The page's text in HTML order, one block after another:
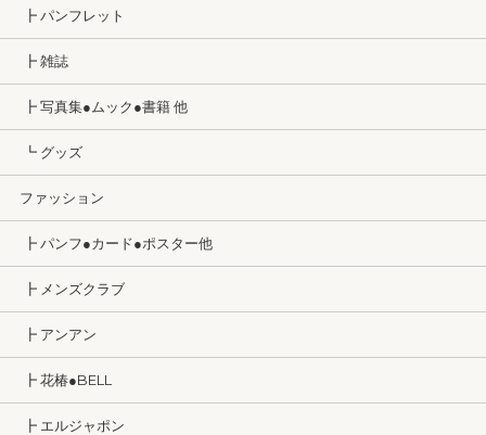
┣ パンフレット
┣ 雑誌
┣ 写真集●ムック●書籍 他
┗ グッズ
ファッション
┣ パンフ●カード●ポスター他
┣ メンズクラブ
┣ アンアン
┣ 花椿●BELL
┣ エルジャポン